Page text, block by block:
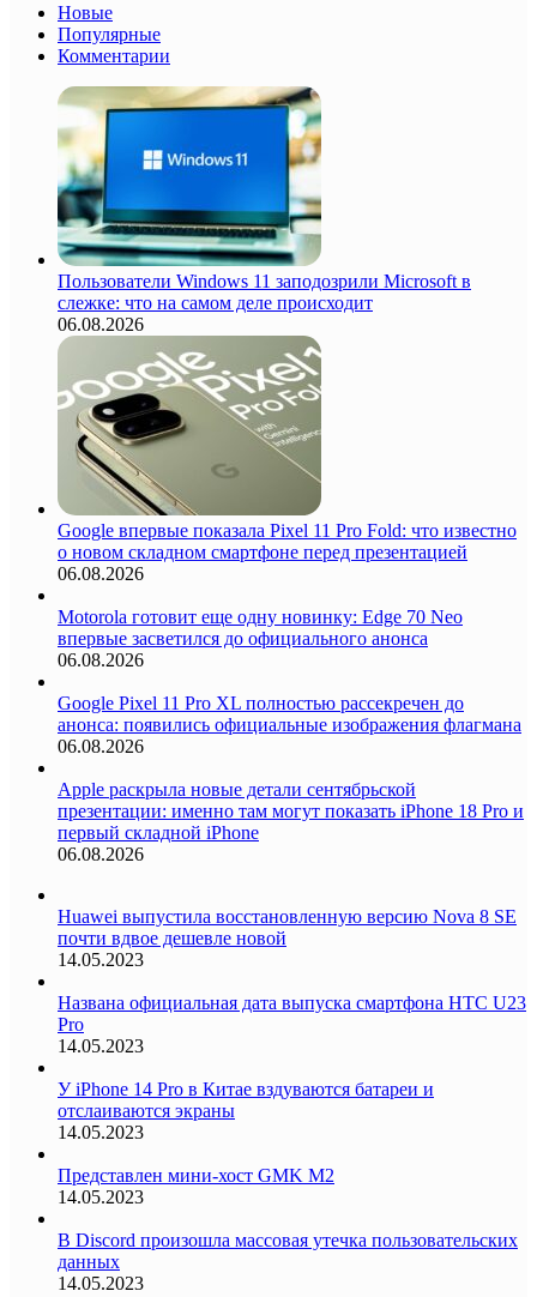
Новые
Популярные
Комментарии
Пользователи Windows 11 заподозрили Microsoft в
слежке: что на самом деле происходит
06.08.2026
Google впервые показала Pixel 11 Pro Fold: что известно
о новом складном смартфоне перед презентацией
06.08.2026
Motorola готовит еще одну новинку: Edge 70 Neo
впервые засветился до официального анонса
06.08.2026
Google Pixel 11 Pro XL полностью рассекречен до
анонса: появились официальные изображения флагмана
06.08.2026
Apple раскрыла новые детали сентябрьской
презентации: именно там могут показать iPhone 18 Pro и
первый складной iPhone
06.08.2026
Huawei выпустила восстановленную версию Nova 8 SE
почти вдвое дешевле новой
14.05.2023
Названа официальная дата выпуска смартфона HTC U23
Pro
14.05.2023
У iPhone 14 Pro в Китае вздуваются батареи и
отслаиваются экраны
14.05.2023
Представлен мини-хост GMK M2
14.05.2023
В Discord произошла массовая утечка пользовательских
данных
14.05.2023